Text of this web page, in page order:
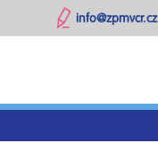
info@zpmvcr.cz